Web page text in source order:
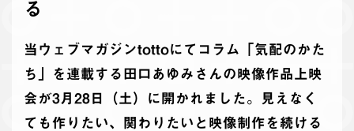
る
当ウェブマガジンtottoにてコラム「気配のかた
ち」を連載する田口あゆみさんの映像作品上映
会が3月28日（土）に開かれました。見えなく
ても作りたい、関わりたいと映像制作を続ける